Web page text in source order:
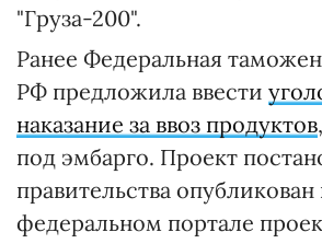
"Груза-200".
Ранее Федеральная
РФ предложила ввести
наказание за ввоз продуктов
под эмбарго. Проект
правительства опубликован
федеральном портале